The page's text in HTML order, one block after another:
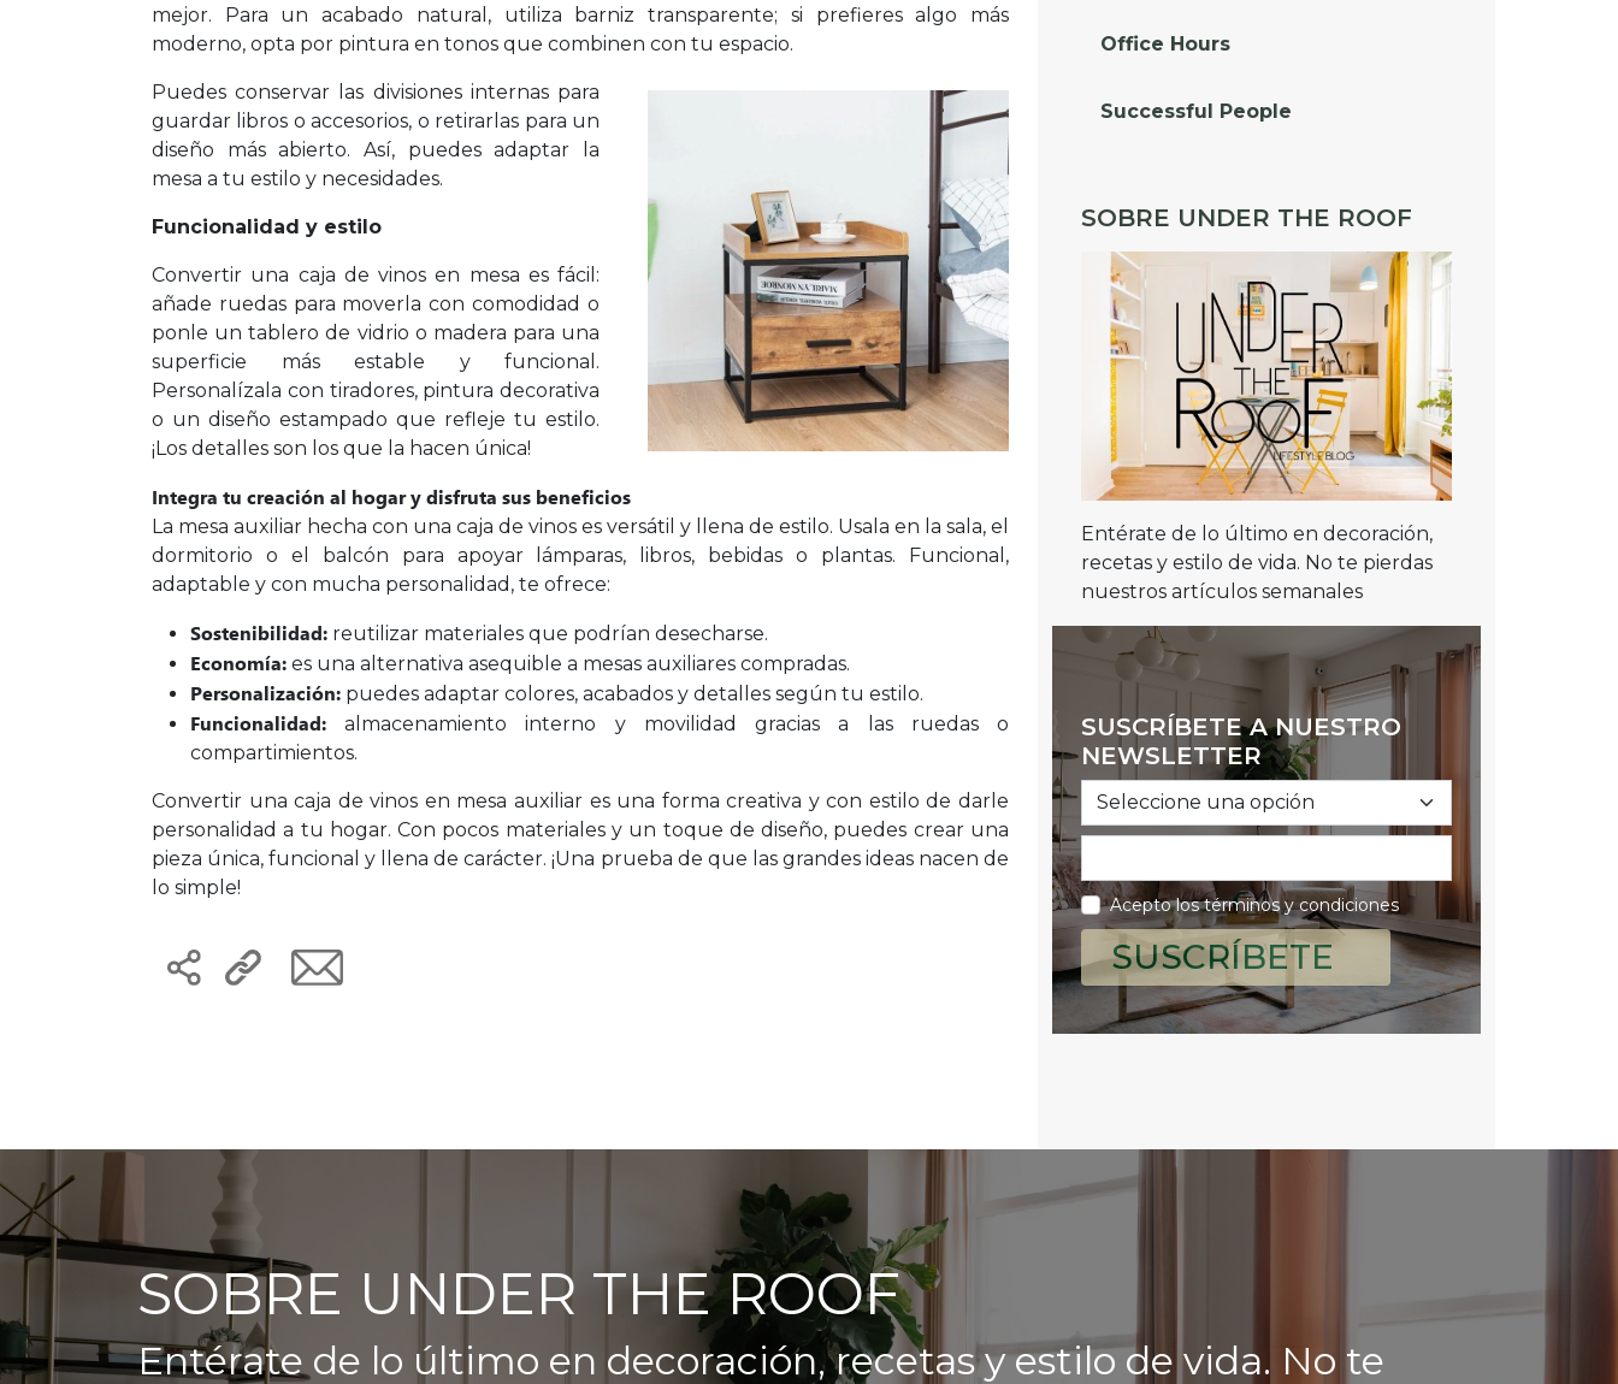
mejor. Para un acabado natural, utiliza barniz transparente; si prefieres algo más
moderno, opta por pintura en tonos que combinen con tu espacio.
Puedes conservar las divisiones internas para
guardar libros o accesorios, o retirarlas para un
diseño más abierto. Así, puedes adaptar la
mesa a tu estilo y necesidades.
Funcionalidad y estilo
Convertir una caja de vinos en mesa es fácil:
añade ruedas para moverla con comodidad o
ponle un tablero de vidrio o madera para una
superficie más estable y funcional.
Personalízala con tiradores, pintura decorativa
o un diseño estampado que refleje tu estilo.
¡Los detalles son los que la hacen única!
Integra tu creación al hogar y disfruta sus beneficios
La mesa auxiliar hecha con una caja de vinos es versátil y llena de estilo. Usala en la sala, el
dormitorio o el balcón para apoyar lámparas, libros, bebidas o plantas. Funcional,
adaptable y con mucha personalidad, te ofrece:
Sostenibilidad: reutilizar materiales que podrían desecharse.
Economía: es una alternativa asequible a mesas auxiliares compradas.
Personalización: puedes adaptar colores, acabados y detalles según tu estilo.
Funcionalidad:almacenamiento interno y movilidad gracias a las ruedas o
compartimientos.
Convertir una caja de vinos en mesa auxiliar es una forma creativa y con estilo de darle
personalidad a tu hogar. Con pocos materiales y un toque de diseño, puedes crear una
pieza única, funcional y llena de carácter. ¡Una prueba de que las grandes ideas nacen de
lo simple!
Office Hours
Successful People
SOBRE UNDER THE ROOF
Entérate de lo último en decoración,
recetas y estilo de vida. No te pierdas
nuestros artículos semanales
SUSCRÍBETE A NUESTRO
NEWSLETTER
Acepto los términos y condiciones
SUSCRÍBETE
SOBRE UNDER THE ROOF
Entérate de lo último en decoración, recetas y estilo de vida. No te